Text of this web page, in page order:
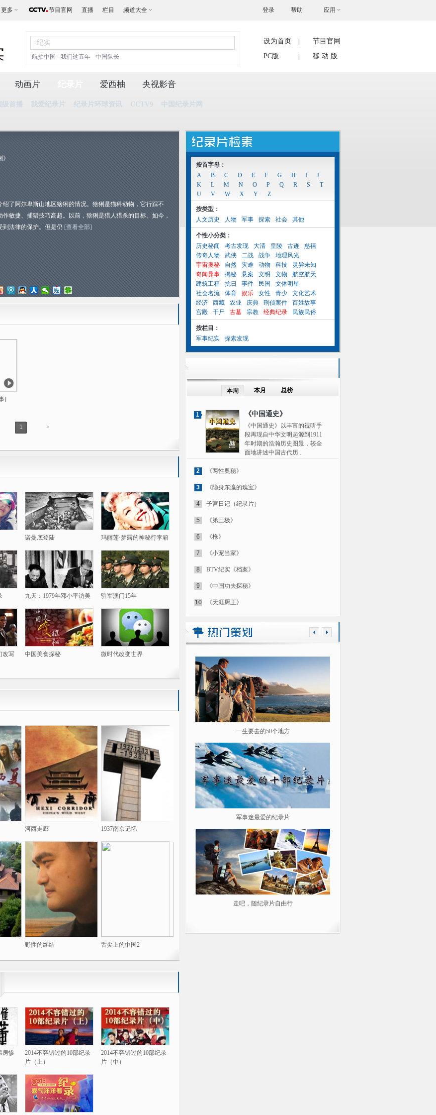
更多 节目官网 直播 栏目 频道大全 帮助 应用
登录
航拍中国 我们这五年 中国队长
设为首页
节目官网
PC版
移 动 版
动画片
级首播 我爱纪录片 纪录片环球资讯 CCTV9 中国纪录片网
爱西柚 央视影音
》
绍了阿尔卑斯山地区猞猁的情况。猞猁是猫科动物，它行踪不
作敏捷、捕猎技巧高超。以前，猞猁是猎人猎杀的目标。如今，
到法律的保护。但是仍 [查看全部]
]
1 >
诺曼底登陆 玛丽莲·梦露的神秘行李箱
九天：1979年邓小平访美 驻军澳门15年
改写
中国美食探秘 微时代改变世界
河西走廊 1937南京记忆
野性的终结 舌尖上的中国2
房惨
2014不容错过的10部纪录
片（上）
2014不容错过的10部纪录
片（中）
按首字母：
A
B C D E F G H I
J
K
L M N O P Q R S
T
U
V W X Y Z
按类型：
人文历史
人物 军事 探索 社会 其他
个性小分类：
历史秘闻
考古发现 大清 皇陵 古迹
慈禧
传奇人物
武侠 二战 战争
地理风光
宇宙奥秘
自然 灾难 动物 科技
灵异未知
奇闻异事
揭秘 悬案 文明 文物
航空航天
建筑工程
抗日 事件 民国
文体明星
社会名流
体育 娱乐 女性 青少
文化艺术
经济
西藏 农业 庆典 刑侦案件
百姓故事
宫殿
干尸 古墓 宗教 经典纪录 民族民俗
按栏目：
军事纪实
探索发现
本周 本月 总榜
1 《中国通史》
《中国通史》以丰富的视听手
段再现自中华文明起源到1911
年时期的浩瀚历史图景，较全
面地讲述中国古代历..
2 《两性奥秘》
3 《隐身东瀛的瑰宝》
4 子宫日记（纪录片）
5 《第三极》
6 《枪》
7 《小宠当家》
8 BTV纪实《档案》
9 《中国功夫探秘》
10 《天涯厨王》
一生要去的50个地方
军事迷最爱的纪录片
走吧，随纪录片自由行